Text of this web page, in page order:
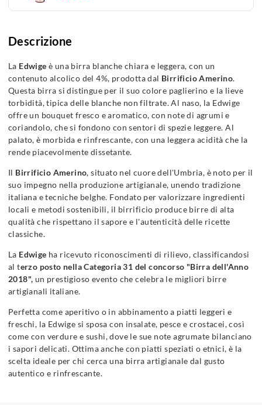
Descrizione
La Edwige è una birra blanche chiara e leggera, con un
contenuto alcolico del 4%, prodotta dal Birrificio Amerino.
Questa birra si distingue per il suo colore paglierino e la lieve
torbidità, tipica delle blanche non filtrate. Al naso, la Edwige
offre un bouquet fresco e aromatico, con note di agrumi e
coriandolo, che si fondono con sentori di spezie leggere. Al
palato, è morbida e rinfrescante, con una leggera acidità che la
rende piacevolmente dissetante.
Il Birrificio Amerino, situato nel cuore dell'Umbria, è noto per il
suo impegno nella produzione artigianale, unendo tradizione
italiana e tecniche belghe. Fondato per valorizzare ingredienti
locali e metodi sostenibili, il birrificio produce birre di alta
qualità che rispettano il sapore e l'autenticità delle ricette
classiche.
La Edwige ha ricevuto riconoscimenti di rilievo, classificandosi
al terzo posto nella Categoria 31 del concorso "Birra dell'Anno
2018", un prestigioso evento che celebra le migliori birre
artigianali italiane.
Perfetta come aperitivo o in abbinamento a piatti leggeri e
freschi, la Edwige si sposa con insalate, pesce e crostacei, così
come con verdure e sushi, dove le sue note agrumate bilanciano
i sapori delicati. Ottima anche con piatti speziati o etnici, è la
scelta ideale per chi cerca una birra artigianale dal gusto
autentico e rinfrescante.